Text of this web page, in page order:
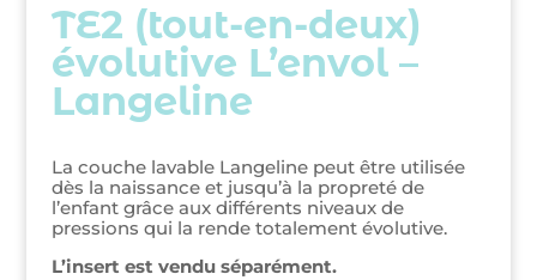
TE2 (tout-en-deux)
évolutive L’envol –
Langeline
La couche lavable Langeline peut être utilisée
dès la naissance et jusqu’à la propreté de
l’enfant grâce aux différents niveaux de
pressions qui la rende totalement évolutive.
L’insert est vendu séparément.